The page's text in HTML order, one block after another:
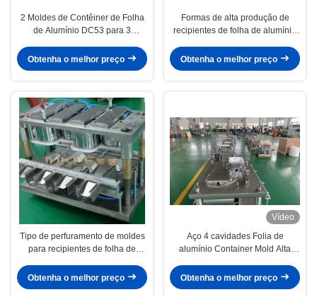
2 Moldes de Contêiner de Folha
de Alumínio DC53 para 3
Obtenha o melhor preço
Formas de alta produção de
recipientes de folha de alumínio
Obtenha o melhor preço
Tipo de perfuramento de moldes
para recipientes de folha de
58HRC
Obtenha o melhor preço
Vídeo
Aço 4 cavidades Folia de
alumínio Container Mold Alta
Obtenha o melhor preço